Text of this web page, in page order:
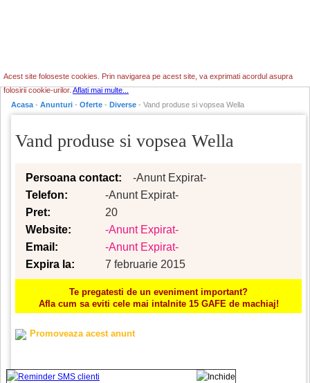
Acest site foloseste cookies. Prin navigarea pe acest site, va exprimati acordul asupra
folosirii cookie-urilor.Aflati mai multe...
Acasa - Anunturi - Oferte - Diverse - Vand produse si vopsea Wella
Vand produse si vopsea Wella
Persoana contact:
-Anunt Expirat-
Telefon:
-Anunt Expirat-
Pret:
20
Website:
-Anunt Expirat-
Email:
-Anunt Expirat-
Expira la:
7 februarie 2015
Te pregatesti de un eveniment important?
Afla cum sa eviti cele mai intalnite 15 GAFE de machiaj!
Promoveaza acest anunt